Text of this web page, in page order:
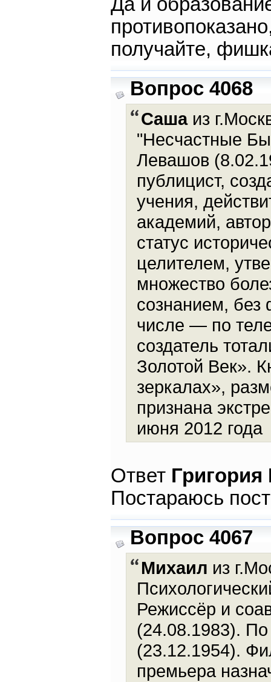
получайте,
Вопрос 4068
Сашаиз
"Несчастные
Левашов
публицист,
учения,
академий,
статус
целителем,
множество
сознанием, без
числе — по
создатель
Золотой Век».
зеркалах»,
признана
июня 2012 года
Ответ
Постараюсь
Вопрос 4067
Михаил из
Режиссёр и
(24.08.1983).
(23.12.1954).
премьера